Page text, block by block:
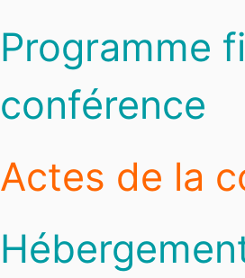
Programme
conférence
Actes de la